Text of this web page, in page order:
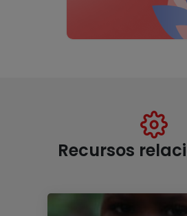
Recursos